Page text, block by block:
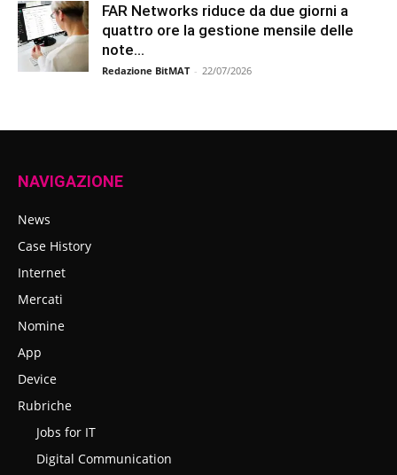
FAR Networks riduce da due giorni a
quattro ore la gestione mensile delle
note...
Redazione BitMAT - 22/07/2026
NAVIGAZIONE
News
Case History
Internet
Mercati
Nomine
App
Device
Rubriche
Jobs for IT
Digital Communication